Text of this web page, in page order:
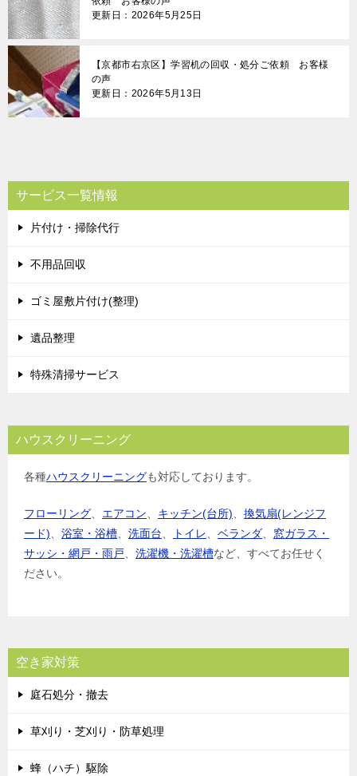
更新日：2026年5月25日
【京都市右京区】学習机の回収・処分ご依頼 お客様
の声
更新日：2026年5月13日
サービス一覧情報
片付け・掃除代行
不用品回収
ゴミ屋敷片付け(整理)
遺品整理
特殊清掃サービス
ハウスクリーニング
各種ハウスクリーニングも対応しております。
フローリング、 エアコン、 キッチン(台所)、 換気扇(レンジフ
ード)、 浴室・浴槽、 洗面台、 トイレ、 ベランダ、 窓ガラス・
サッシ・網戸・雨戸、 洗濯機・洗濯槽など、すべてお任せく
ださい。
空き家対策
庭石処分・撤去
草刈り・芝刈り・防草処理
蜂（ハチ）駆除